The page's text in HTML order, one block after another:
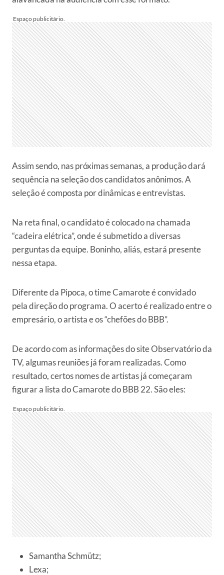
Assim sendo, nas próximas semanas, a produção dará
sequência na seleção dos candidatos anônimos. A
seleção é composta por dinâmicas e entrevistas.
Na reta final, o candidato é colocado na chamada
“cadeira elétrica”, onde é submetido a diversas
perguntas da equipe. Boninho, aliás, estará presente
nessa etapa.
Diferente da Pipoca, o time Camarote é convidado
pela direção do programa. O acerto é realizado entre o
empresário, o artista e os “chefões do BBB”.
De acordo com as informações do site Observatório da
TV, algumas reuniões já foram realizadas. Como
resultado, certos nomes de artistas já começaram
figurar a lista do Camarote do BBB 22. São eles:
Samantha Schmütz;
Lexa;